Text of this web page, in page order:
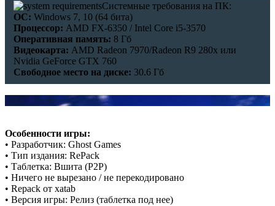
Системные требования на ПК:
ОС: Windows 7, 10 (64 бита)
Процессор: AMD FX-6350 / Intel Core i5-3570
Оперативная память: 8 Гб
Видеокарта: AMD Radeon 7970/Radeon R9 280x или
Nvidia GeForce GTX 760
Свободное место на диске: 30.6 Гб
Особенности игры:
• Разработчик: Ghost Games
• Тип издания: RePack
• Таблетка: Вшита (P2P)
• Ничего не вырезано / не перекодировано
• Repack от xatab
• Версия игры: Релиз (таблетка под нее)